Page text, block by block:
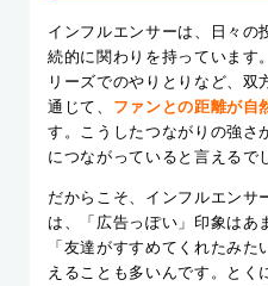
インフルエンサーは、日々の
続的に関わりを持っています
リーズでのやりとりなど、双
通じて、 ファンとの距離が自
す。こうしたつながりの強さ
につながっていると言えるで
だからこそ、インフルエンサ
は、「広告っぽい」印象はあ
「友達がすすめてくれたみ
えることも多いんです。とく